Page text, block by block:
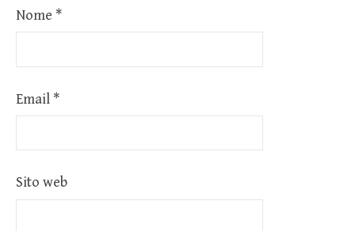
Nome *
Email *
Sito web